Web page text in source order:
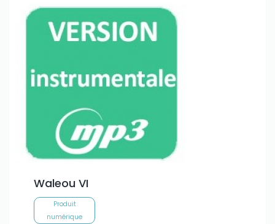
Waleou VI
Produit
numérique